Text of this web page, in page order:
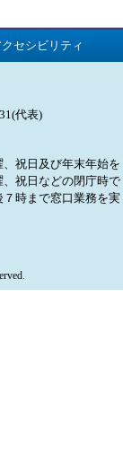
クセシビリティ
代表)
祝日及び年末年始を
祝日などの閉庁時で
時まで窓口業務を実